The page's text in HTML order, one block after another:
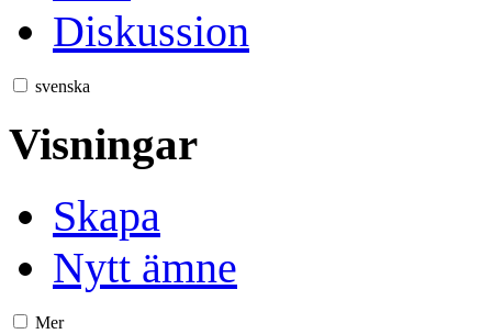
Diskussion
svenska
Visningar
Skapa
Nytt ämne
Mer